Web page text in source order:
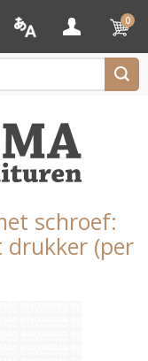
0
schroef:
(per